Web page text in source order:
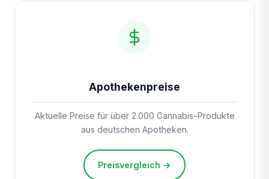
Apothekenpreise
Aktuelle Preise für über 2.000 Cannabis-Produkte
aus deutschen Apotheken.
Preisvergleich →